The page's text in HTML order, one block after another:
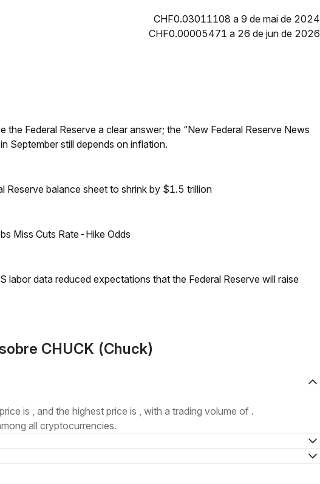
CHF0.03011108 a 9 de mai de 2024
CHF0.00005471 a 26 de jun de 2026
the Federal Reserve a clear answer; the “New Federal Reserve News
September still depends on inflation.
Reserve balance sheet to shrink by $1.5 trillion
Miss Cuts Rate-Hike Odds
labor data reduced expectations that the Federal Reserve will raise
CHUCK (Chuck)
is , and the highest price is , with a trading volume of .
all cryptocurrencies.